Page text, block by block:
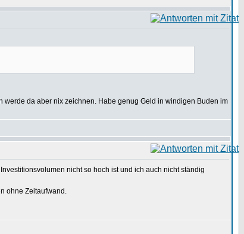
werde da aber nix zeichnen. Habe genug Geld in windigen Buden im
nicht so hoch ist und ich auch nicht ständig
ohne Zeitaufwand.